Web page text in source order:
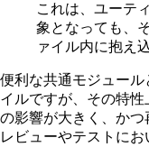
これは、ユーテ
象となっても、
ァイル内に抱え
便利な共通モジュー
イルですが、その特
の影響が大きく、か
レビューやテストに